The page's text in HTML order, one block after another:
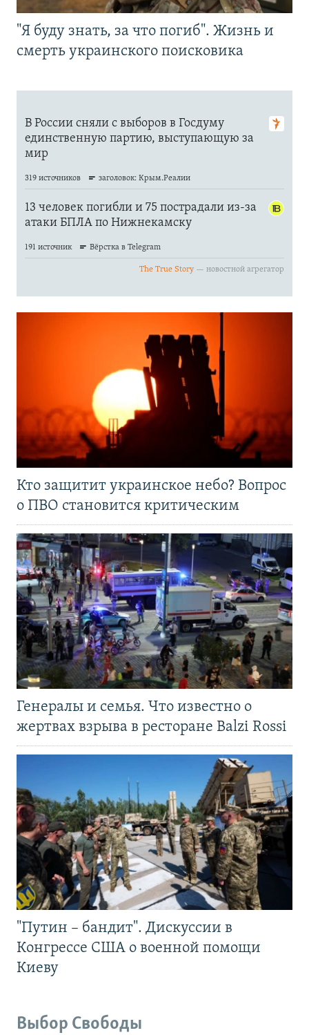
"Я буду знать, за что погиб". Жизнь и
смерть украинского поисковика
Кто защитит украинское небо? Вопрос
о ПВО становится критическим
Генералы и семья. Что известно о
жертвах взрыва в ресторане Balzi Rossi
"Путин – бандит". Дискуссии в
Конгрессе США о военной помощи
Киеву
Выбор Свободы